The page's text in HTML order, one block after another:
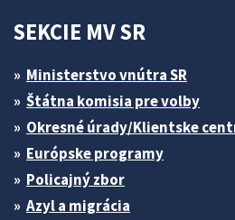
SEKCIE MV SR
Ministerstvo vnútra SR
Štátna komisia pre volby
Okresné úrady/Klientske
Európske programy
Policajný zbor
Azyl a migrácia